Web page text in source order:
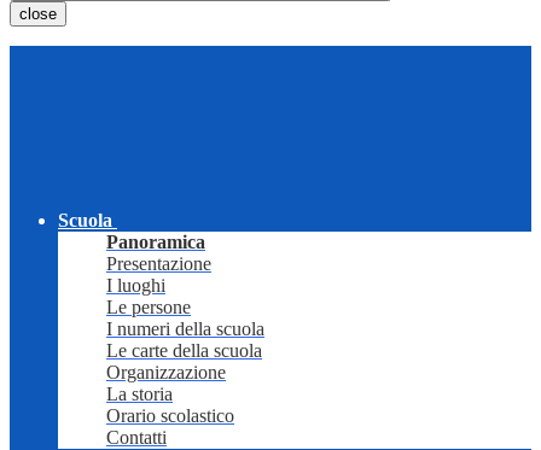
close
Scuola
Panoramica
Presentazione
I luoghi
Le persone
I numeri della scuola
Le carte della scuola
Organizzazione
La storia
Orario scolastico
Contatti